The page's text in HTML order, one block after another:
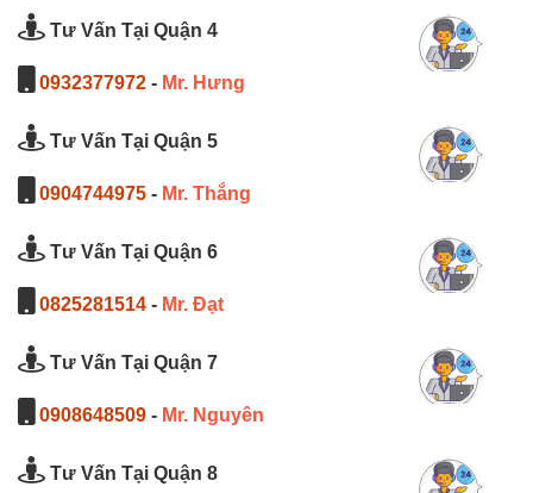
Tư Vấn Tại Quận 4
0932377972 - Mr. Hưng
Tư Vấn Tại Quận 5
0904744975 - Mr. Thắng
Tư Vấn Tại Quận 6
0825281514 - Mr. Đạt
Tư Vấn Tại Quận 7
0908648509 - Mr. Nguyên
Tư Vấn Tại Quận 8